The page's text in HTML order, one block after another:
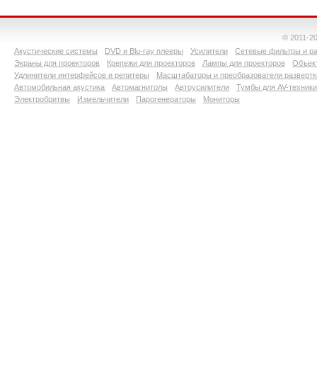
© 2011-
Акустические системы
DVD и Blu-ray плееры Усилители
Сетевые фильтры и
Экраны для проекторов
Крепежи для проекторов Лампы для проекторов
Удлинители интерфейсов и репитеры
Масштабаторы и преобразователи
Автомобильная акустика
Автомагнитолы Автоусилители
Тумбы для AV-техники
Электробритвы
Измельчители Парогенераторы Мониторы